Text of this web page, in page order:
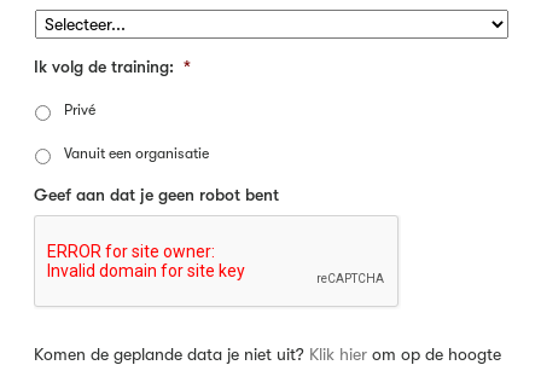
Ik volg de training: *
Privé
Vanuit een organisatie
Geef aan dat je geen robot bent
Komen de geplande data je niet uit? Klik hier om op de hoogte